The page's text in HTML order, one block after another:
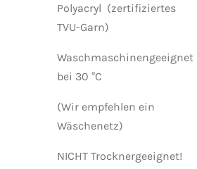
Polyacryl (zertifiziertes
TVU-Garn)
Waschmaschinengeeignet
bei 30 °C
(Wir empfehlen ein
Wäschenetz)
NICHT Trocknergeeignet!